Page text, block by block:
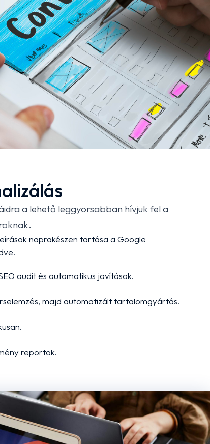
a lehető leggyorsabban hívjuk fel a
naprakészen tartása a Google
audit és automatikus javítások.
majd automatizált tartalomgyártás.
reportok.